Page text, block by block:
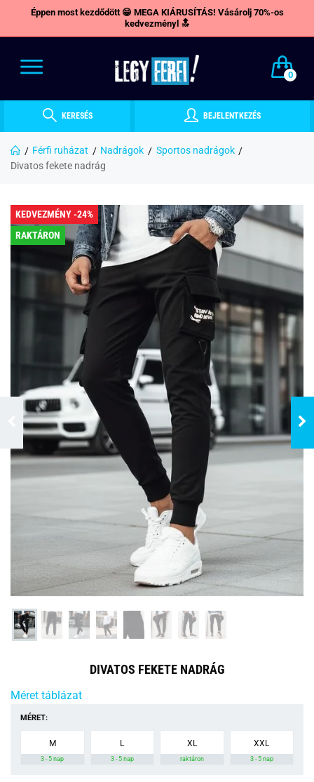
Éppen most kezdődött 😁 MEGA KIÁRUSÍTÁS! Vásárolj 70%-os
kedvezményl 🔝
0
KERESÉS BEJELENTKEZÉS
Férfi ruházat Nadrágok
Sportos nadrágok
Divatos fekete nadrág
KEDVEZMÉNY -24%
RAKTÁRON
DIVATOS FEKETE NADRÁG
Méret táblázat
MÉRET:
M
3 - 5 nap
L
3 - 5 nap
XL
raktáron
XXL
3 - 5 nap